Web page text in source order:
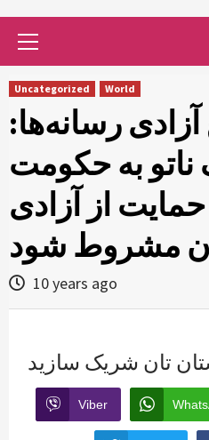
Uncategorized World
آزادی رسانه‌ها:
به حکومت
از آزادی
مشروط شود
10 years ago
تان شریک سازید
Viber